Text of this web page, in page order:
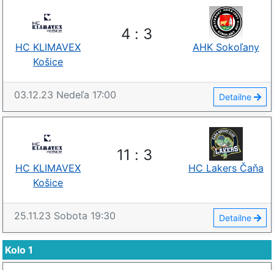
4 : 3
HC KLIMAVEX
Košice
AHK Sokoľany
03.12.23 Nedeľa 17:00 Detailne
11 : 3
HC KLIMAVEX
Košice
HC Lakers Čaňa
25.11.23 Sobota 19:30 Detailne
Kolo 1